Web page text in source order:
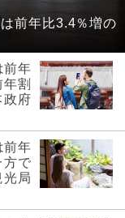
前年比3.4％増の
前年
割
府
前年
で
局